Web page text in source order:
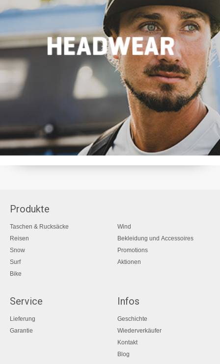
Produkte
Taschen & Rucksäcke
Reisen
Snow
Surf
Bike
Wind
Bekleidung und Accessoires
Promotions
Aktionen
Service
Lieferung
Garantie
Infos
Geschichte
Wiederverkäufer
Kontakt
Blog